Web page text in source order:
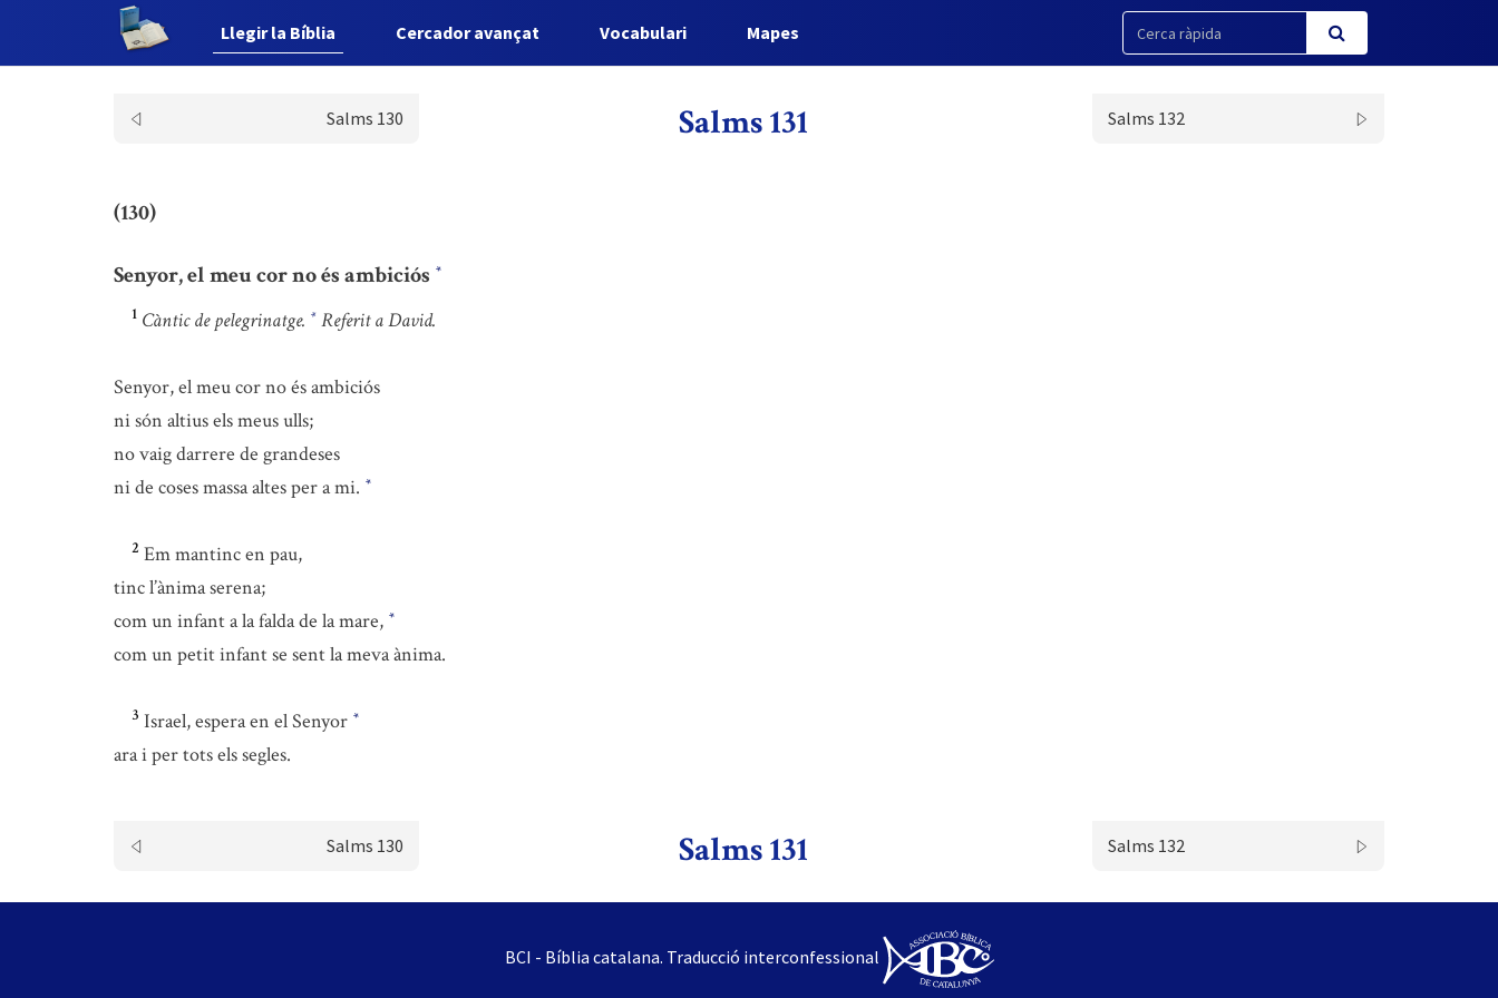
Llegir la Bíblia Cercador avançat Vocabulari Mapes
Salms 130 Salms 131 Salms 132
(130)
Senyor, el meu cor no és ambiciós *
1 Càntic de pelegrinatge. * Referit a David.
Senyor, el meu cor no és ambiciós
ni són altius els meus ulls;
no vaig darrere de grandeses
ni de coses massa altes per a mi. *
2 Em mantinc en pau,
tinc l’ànima serena;
com un infant a la falda de la mare, *
com un petit infant se sent la meva ànima.
3 Israel, espera en el Senyor *
ara i per tots els segles.
Salms 130 Salms 131 Salms 132
BCI - Bíblia catalana. Traducció interconfessional